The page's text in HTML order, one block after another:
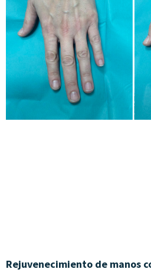
Rejuvenecimiento de manos